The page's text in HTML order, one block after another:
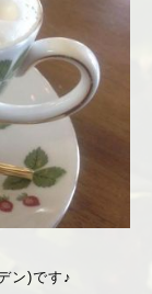
ン)です♪